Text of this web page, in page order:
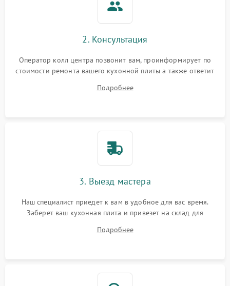
2. Консультация
Оператор колл центра позвонит вам, проинформирует по
стоимости ремонта вашего кухонной плиты а также ответит
Подробнее
3. Выезд мастера
Наш специалист приедет к вам в удобное для вас время.
Заберет ваш кухонная плита и привезет на склад для
Подробнее